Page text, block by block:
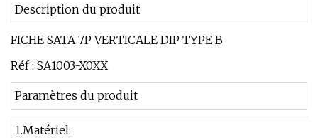
Description du produit
FICHE SATA 7P VERTICALE DIP TYPE B
Réf : SA1003-X0XX
Paramètres du produit
1.Matériel: